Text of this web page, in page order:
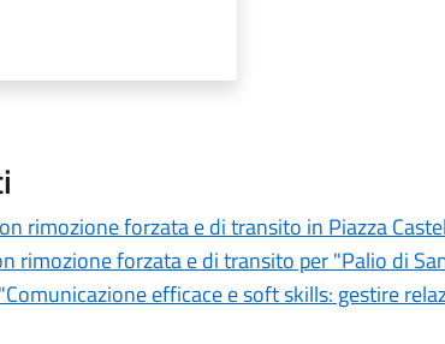
rimozione forzata e di transito in Piazza
rimozione forzata e di transito per "Palio di
efficace e soft skills: gestire